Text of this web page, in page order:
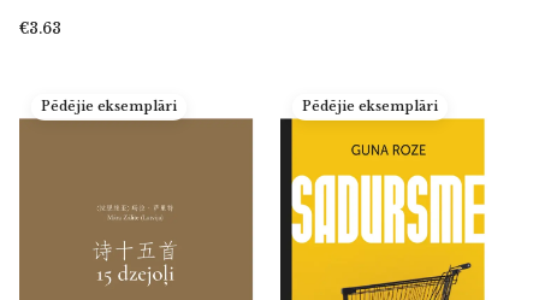
€3.63
Pēdējie eksemplāri Pēdējie eksemplāri